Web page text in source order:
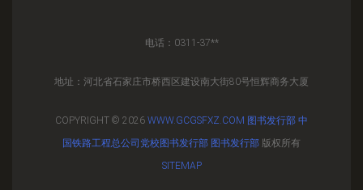
电话：0311-37**
地址：河北省石家庄市桥西区建设南大街80号恒辉商务大厦
COPYRIGHT © 2026 WWW.GCGSFXZ.COM 图书发行部 中
国铁路工程总公司党校图书发行部 图书发行部 版权所有
SITEMAP